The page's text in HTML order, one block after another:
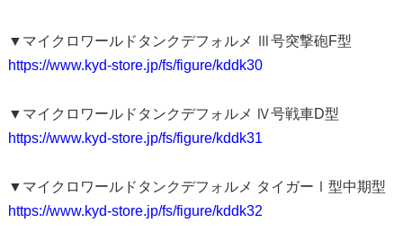
▼マイクロワールドタンクデフォルメ Ⅲ号突撃砲F型
https://www.kyd-store.jp/fs/figure/kddk30
▼マイクロワールドタンクデフォルメ Ⅳ号戦車D型
https://www.kyd-store.jp/fs/figure/kddk31
▼マイクロワールドタンクデフォルメ タイガーⅠ型中期型
https://www.kyd-store.jp/fs/figure/kddk32